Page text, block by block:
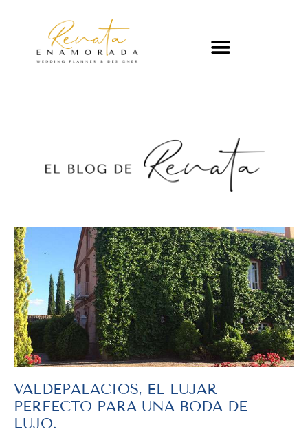
VALDEPALACIOS, EL LUJAR
PERFECTO PARA UNA BODA DE
LUJO.